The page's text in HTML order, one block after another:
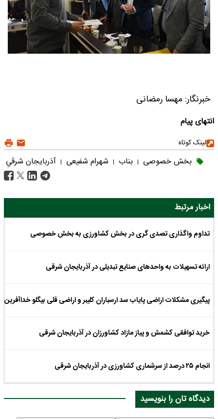
خبرنگار: مهسا رمضانی
انتهای پیام
لینک کوتاه
بخش خصوصی | بناب | شهرام شفیعی | آذربايجان شرقي
اخبار مرتبط
تداوم واگذاری تصدی گری در بخش کشاورزی به بخش خصوصی
ارائه تسهیلات به واحدهای صنایع تبدیلی در آذربایجان شرقی
پیگیری مشکلات اراضی پایاب سد ارسباران کلیبر و اراضی قلی بیگلو خداآفرین
خرید توافقی کشمش و پیاز مازاد کشاورزان در آذربایجان شرقی
انجام ۲۵ درصد از سرشماری کشاورزی در آذربایجان شرقی
دیدگاه تان را بنویسید